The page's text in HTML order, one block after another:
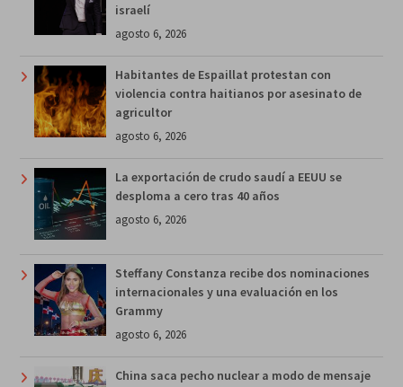
israelí
agosto 6, 2026
Habitantes de Espaillat protestan con
violencia contra haitianos por asesinato de
agricultor
agosto 6, 2026
La exportación de crudo saudí a EEUU se
desploma a cero tras 40 años
agosto 6, 2026
Steffany Constanza recibe dos nominaciones
internacionales y una evaluación en los
Grammy
agosto 6, 2026
China saca pecho nuclear a modo de mensaje